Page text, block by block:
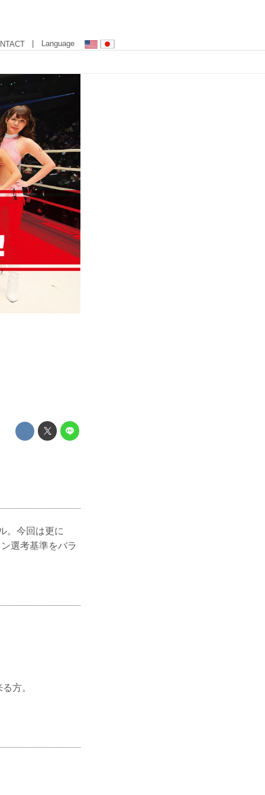
| Language
。今回は更に
選考基準をバラ
方。